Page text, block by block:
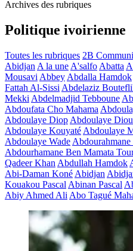
Archives des rubriques
Politique ivoirienne
Toutes les rubriques 2B
Abidjan A la une A'salfo Abatta
Mousavi Abbey Abdalla Hamdok
Fattah Al-Sissi Abdelaziz
Mekki Abdelmadjid Tebboune
Abdoufata Cho Mahama
Abdoulaye Diop Abdoulaye
Abdoulaye Kouyaté Abdoulaye
Abdoulaye Wade Abdourahmane
Abdourhamane Ben Mamata
Qadeer Khan Abdullah Hamdok
Abi-Daman Koné Abidjan
Kouakou Pascal Abinan Pascal
Abiy Ahmed Ali Abo Tagué